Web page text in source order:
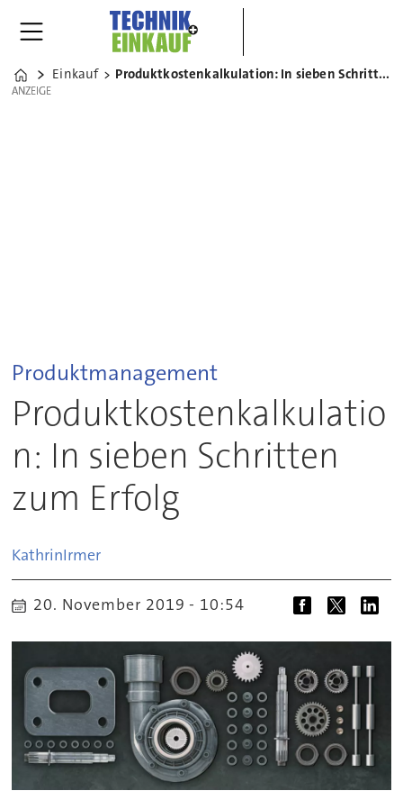
Home
Einkauf Produktkostenkalkulation: In sieben Schritten zum Erfolg
ANZEIGE
ANZEIGE
Produktmanagement
Produktkostenkalkulatio
n: In sieben Schritten
zum Erfolg
KathrinIrmer
20. November 2019 - 10:54